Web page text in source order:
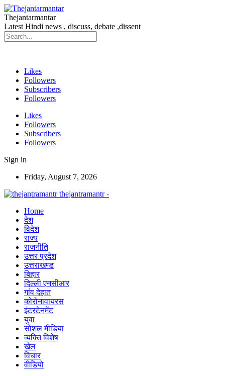
Thejantarmantar
Latest Hindi news , discuss, debate ,dissent
Likes
Followers
Subscribers
Followers
Likes
Followers
Subscribers
Followers
Sign in
Friday, August 7, 2026
thejantramantr -
Home
देश
विदेश
राज्य
राजनीति
उत्तर प्रदेश
उत्तराखण्ड
बिहार
दिल्ली एनसीआर
गांव देहात
कोरोनावायरस
इंटरटेनमेंट
युवा
सोशल मीडिया
व्यक्ति विशेष
खेल
विचार
वीडियो